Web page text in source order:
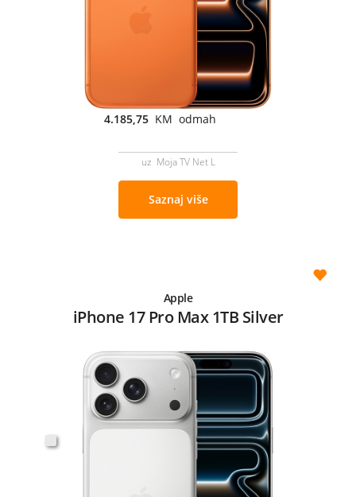
4.185,75 KM odmah
uz Moja TV Net L
Saznaj više
Apple
iPhone 17 Pro Max 1TB Silver